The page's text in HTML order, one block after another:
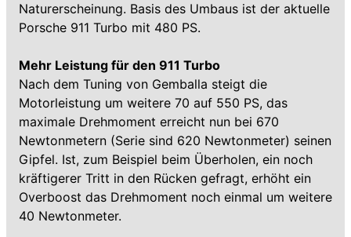
Naturerscheinung. Basis des Umbaus ist der aktuelle
Porsche 911 Turbo mit 480 PS.
Mehr Leistung für den 911 Turbo
Nach dem Tuning von Gemballa steigt die
Motorleistung um weitere 70 auf 550 PS, das
maximale Drehmoment erreicht nun bei 670
Newtonmetern (Serie sind 620 Newtonmeter) seinen
Gipfel. Ist, zum Beispiel beim Überholen, ein noch
kräftigerer Tritt in den Rücken gefragt, erhöht ein
Overboost das Drehmoment noch einmal um weitere
40 Newtonmeter.